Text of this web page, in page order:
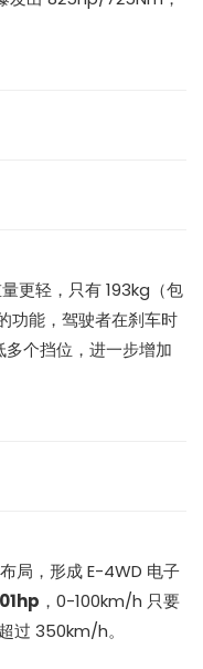
更轻，只有 193kg（包
功能，驾驶者在刹车时
个挡位，进一步增加
局，形成 E-4WD 电子
，0-100km/h 只要
过 350km/h。